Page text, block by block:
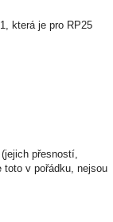
která je pro RP25
přesností,
toto v pořádku, nejsou